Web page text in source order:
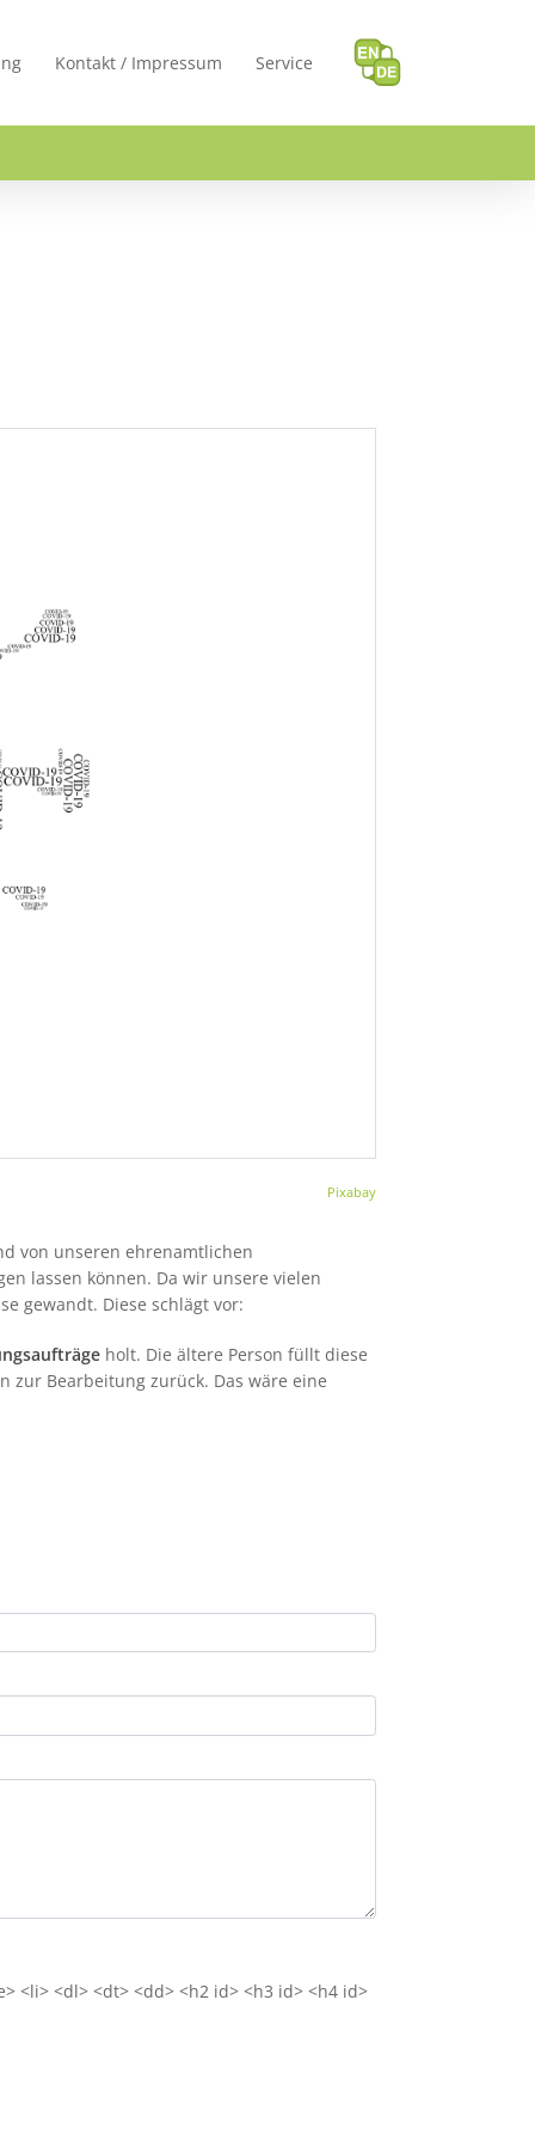
Kontakt / Impressum Service
Pixabay
von unseren ehrenamtlichen
lassen können. Da wir unsere vielen
gewandt. Diese schlägt vor:
holt. Die ältere Person füllt diese
zur Bearbeitung zurück. Das wäre eine
<li> <dl> <dt> <dd> <h2 id> <h3 id> <h4 id>